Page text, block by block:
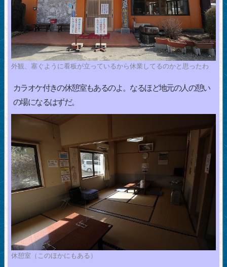
外観、塞ぐように看板が立っているから休業してるのかと思ったわ
カラオケ付きの休憩室もあるのよ。なるほど地元の人の憩い
の場になるはずだ。
休憩室（このほかにもある）